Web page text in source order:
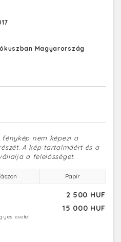
Magyarország
fénykép nem képezi a
A kép tartalmáért és a
a felelősséget.
Papír
2 500 HUF
15 000 HUF
esetei